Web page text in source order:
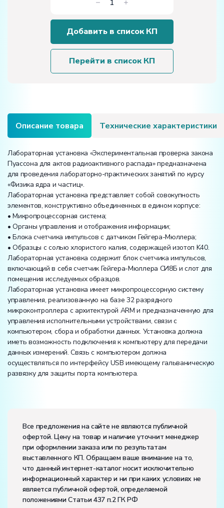
Количество
товара
Лабораторная
установка
«Экспериментальная
проверка
распада»
Добавить в список КП
Перейти в список КП
Описание товара Технические характеристики
Лабораторная установка «Экспериментальная проверка закона
Пуассона для актов радиоактивного распада» предназначена
для проведения лабораторно-практических занятий по курсу
«Физика ядра и частиц».
Лабораторная установка представляет собой совокупность
элементов, конструктивно объединенных в едином корпусе:
• Микропроцессорная система;
• Органы управления и отображения информации;
• Блока счетчика импульсов с датчиком Гейгера-Мюллера;
• Образцы с солью хлористого калия, содержащей изотоп K40.
Лабораторная установка содержит блок счетчика импульсов,
включающий в себя счетчик Гейгера-Мюллера СИ8Б и слот для
помещения исследуемых образцов.
Лабораторная установка имеет микропроцессорную систему
управления, реализованную на базе 32 разрядного
микроконтроллера с архитектурой ARM и предназначенную для
управления исполнительными устройствами, связи с
компьютером, сбора и обработки данных. Установка должна
иметь возможность подключения к компьютеру для передачи
данных измерений. Связь с компьютером должна
осуществляться по интерфейсу USB имеющему гальваническую
развязку для защиты порта компьютера.
Размеры (Д x Ш x В):
Потребляемая мощность, В·А:100
Электропитание:
напряжение, В:220
частота, Гц:50
Класс защиты от поражения электрическим током:
Диапазон рабочих температур, ˚С:+10…+35
Влажность, %:до 80
Все предложения на сайте не являются публичной
офертой. Цену на товар и наличие уточнит менеджер
при оформлении заказа или по результатам
выставленного КП. Обращаем ваше внимание на то,
что данный интернет-каталог носит исключительно
информационный характер и ни при каких условиях не
является публичной офертой, определяемой
положениями Статьи 437 п.2 ГК РФ